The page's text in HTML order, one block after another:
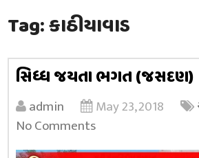
Tag:કાઠીયાવાડ
સિધ્ધ જયતા ભગત (જસદણ)
admin May 23, 2018
No Comments